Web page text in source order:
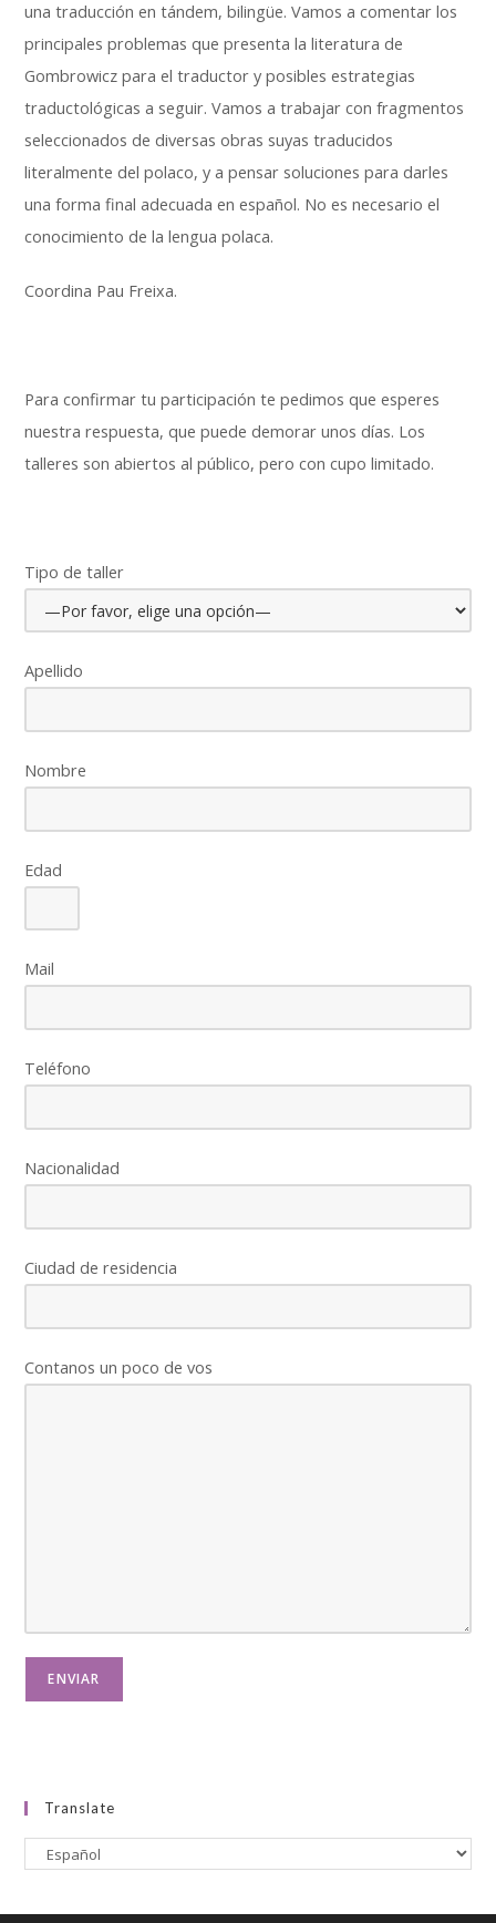
una traducción en tándem, bilingüe. Vamos a comentar los
principales problemas que presenta la literatura de
Gombrowicz para el traductor y posibles estrategias
traductológicas a seguir. Vamos a trabajar con fragmentos
seleccionados de diversas obras suyas traducidos
literalmente del polaco, y a pensar soluciones para darles
una forma final adecuada en español. No es necesario el
conocimiento de la lengua polaca.
Coordina Pau Freixa.
Para confirmar tu participación te pedimos que esperes
nuestra respuesta, que puede demorar unos días. Los
talleres son abiertos al público, pero con cupo limitado.
Tipo de taller
Apellido
Nombre
Edad
Mail
Teléfono
Nacionalidad
Ciudad de residencia
Contanos un poco de vos
Translate